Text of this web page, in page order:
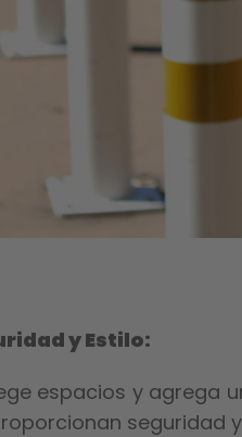
y Estilo:
espacios y agrega
seguridad